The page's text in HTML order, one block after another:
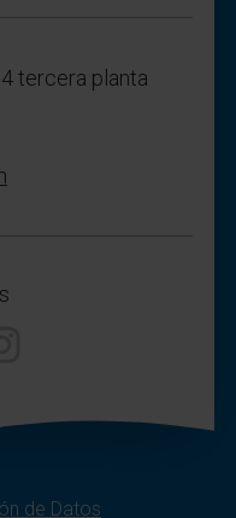
tercera planta
de Datos